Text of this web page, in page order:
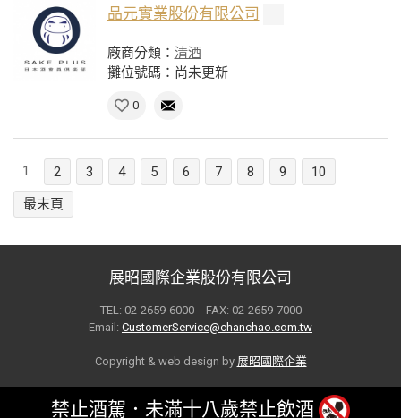
品元實業股份有限公司
廠商分類： 清酒
攤位號碼：尚未更新
0
1 2 3 4 5 6 7 8 9
10
最末頁
展昭國際企業股份有限公司
TEL: 02-2659-6000 FAX: 02-2659-7000
Email: CustomerService@chanchao.com.tw
Copyright & web design by 展昭國際企業
禁止酒駕．未滿十八歲禁止飲酒